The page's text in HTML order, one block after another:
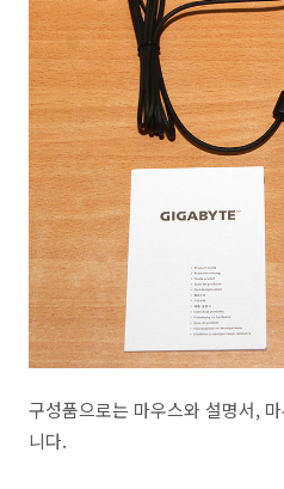
구성품으로는 마우스와 설명서,
니다.